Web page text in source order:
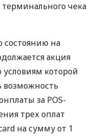
чека
на
акция
условиям которой
возможность
за POS-
трех оплат
на сумму от 1